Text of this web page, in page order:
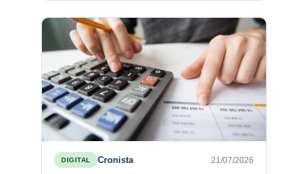
DIGITAL Cronista 21/07/2026